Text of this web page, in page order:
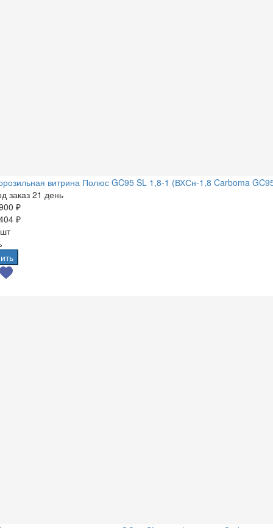
витрина Полюс GC95 SL 1,8-1 (ВХСн-1,8 Carboma
заказ 21 день
₽
₽